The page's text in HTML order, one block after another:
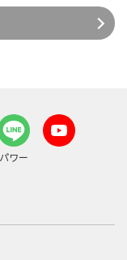
パワー